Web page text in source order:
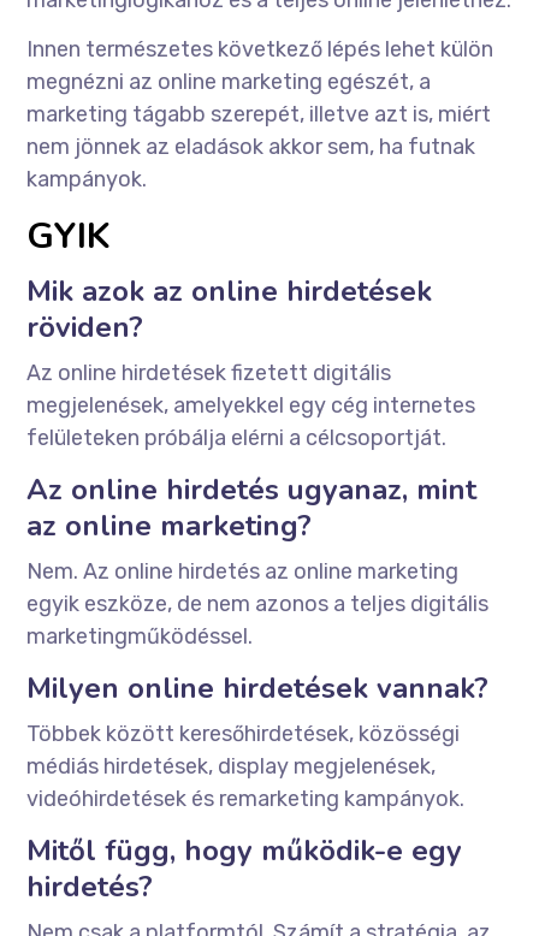
Innen természetes következő lépés lehet külön
megnézni az online marketing egészét, a
marketing tágabb szerepét, illetve azt is, miért
nem jönnek az eladások akkor sem, ha futnak
kampányok.
GYIK
Mik azok az online hirdetések
röviden?
Az online hirdetések fizetett digitális
megjelenések, amelyekkel egy cég internetes
felületeken próbálja elérni a célcsoportját.
Az online hirdetés ugyanaz, mint
az online marketing?
Nem. Az online hirdetés az online marketing
egyik eszköze, de nem azonos a teljes digitális
marketingműködéssel.
Milyen online hirdetések vannak?
Többek között keresőhirdetések, közösségi
médiás hirdetések, display megjelenések,
videóhirdetések és remarketing kampányok.
Mitől függ, hogy működik-e egy
hirdetés?